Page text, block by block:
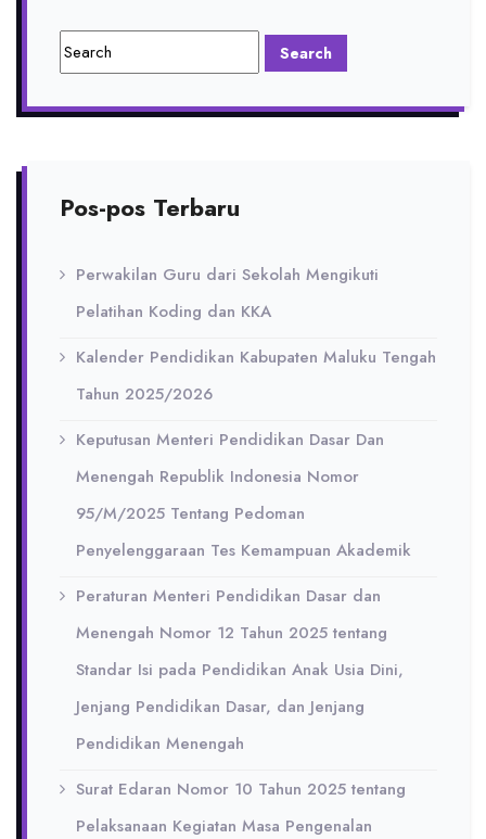
Pos-pos Terbaru
Perwakilan Guru dari Sekolah Mengikuti
Pelatihan Koding dan KKA
Kalender Pendidikan Kabupaten Maluku Tengah
Tahun 2025/2026
Keputusan Menteri Pendidikan Dasar Dan
Menengah Republik Indonesia Nomor
95/M/2025 Tentang Pedoman
Penyelenggaraan Tes Kemampuan Akademik
Peraturan Menteri Pendidikan Dasar dan
Menengah Nomor 12 Tahun 2025 tentang
Standar Isi pada Pendidikan Anak Usia Dini,
Jenjang Pendidikan Dasar, dan Jenjang
Pendidikan Menengah
Surat Edaran Nomor 10 Tahun 2025 tentang
Pelaksanaan Kegiatan Masa Pengenalan